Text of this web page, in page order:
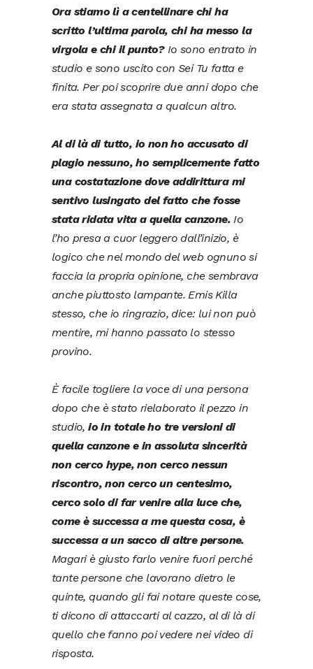
Ora stiamo lì a centellinare chi ha
scritto l’ultima parola, chi ha messo la
virgola e chi il punto?Io sono entrato in
studio e sono uscito con Sei Tu fatta e
finita. Per poi scoprire due anni dopo che
era stata assegnata a qualcun altro.
Al di là di tutto, io non ho accusato di
plagio nessuno, ho semplicemente fatto
una costatazione dove addirittura mi
sentivo lusingato del fatto che fosse
stata ridata vita a quella canzone. Io
l’ho presa a cuor leggero dall’inizio, è
logico che nel mondo del web ognuno si
faccia la propria opinione, che sembrava
anche piuttosto lampante. Emis Killa
stesso, che io ringrazio, dice: lui non può
mentire, mi hanno passato lo stesso
provino.
È facile togliere la voce di una persona
dopo che è stato rielaborato il pezzo in
studio,io in totale ho tre versioni di
quella canzone e in assoluta sincerità
non cerco hype, non cerco nessun
riscontro, non cerco un centesimo,
cerco solo di far venire alla luce che,
come è successa a me questa cosa, è
successa a un sacco di altre persone.
Magari è giusto farlo venire fuori perché
tante persone che lavorano dietro le
quinte, quando gli fai notare queste cose,
ti dicono di attaccarti al cazzo, al di là di
quello che fanno poi vedere nei video di
risposta.